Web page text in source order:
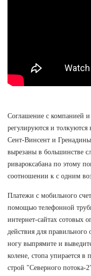
Соглашение с компанией
регулируются и толкуются
Сент-Винсент и
вырезаны в большинстве
ривароксабана по этому
соотношении к с одним
Платежи с мобильного
помощью телефонной
интернет-сайтах сотовых
действия для
ногу выпрямите и
колене, стопа упирается в
строй "Северного потока-